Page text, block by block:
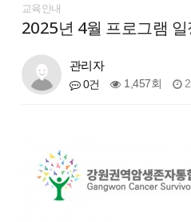
교육안내
2025년 4월 프로그램
관리자
0건 1,457회